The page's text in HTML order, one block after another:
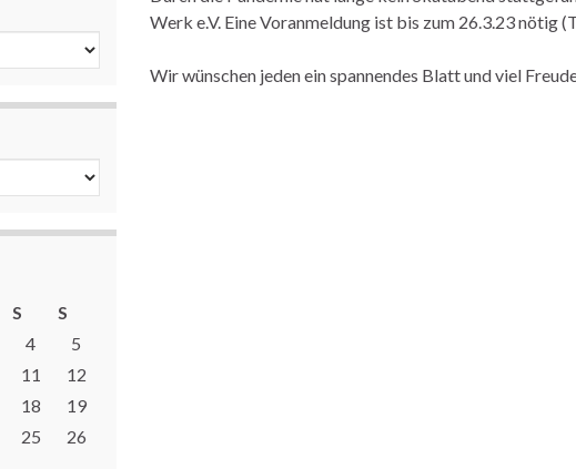
Werk e.V. Eine Voranmeldung ist bis zum 26.3.23 nötig
Wir wünschen jeden ein spannendes Blatt und viel
S
S
4
5
11
12
18
19
25
26